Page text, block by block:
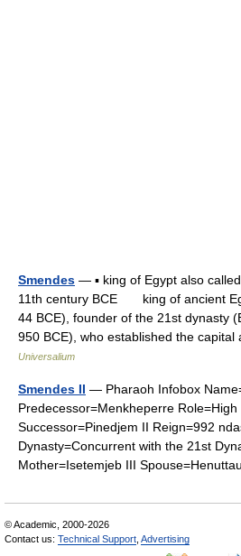
Smendes — ▪ king of Egypt also
11th century BCE king of ancient
44 BCE), founder of the 21st dynasty
950 BCE), who established the
Universalium
Smendes II — Pharaoh Infobox
Predecessor=Menkheperre Role=High
Successor=Pinedjem II Reign=992
Dynasty=Concurrent with the 21st
Mother=Isetemjeb III
© Academic, 2000-2026
Contact us: Technical Support Advertising